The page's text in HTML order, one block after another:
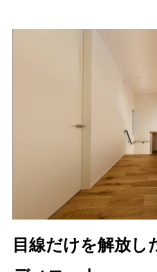
目線だけを解放し